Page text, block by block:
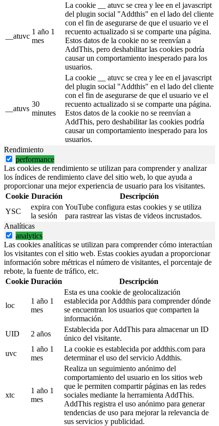
__atuvc
1 año 1
mes
La cookie __ atuvc se crea y lee en el javascript
del plugin social "Addthis" en el lado del cliente
con el fin de asegurarse de que el usuario ve el
recuento actualizado si se comparte una página.
Estos datos de la cookie no se reenvían a
AddThis, pero deshabilitar las cookies podría
causar un comportamiento inesperado para los
usuarios.
__atuvs
30
minutes
La cookie __ atuvc se crea y lee en el javascript
del plugin social "Addthis" en el lado del cliente
con el fin de asegurarse de que el usuario ve el
recuento actualizado si se comparte una página.
Estos datos de la cookie no se reenvían a
AddThis, pero deshabilitar las cookies podría
causar un comportamiento inesperado para los
usuarios.
Rendimiento
performance
Las cookies de rendimiento se utilizan para comprender y analizar
los índices de rendimiento clave del sitio web, lo que ayuda a
proporcionar una mejor experiencia de usuario para los visitantes.
Cookie Duración
Descripción
YSC
expira con
la sesión
YouTube configura estas cookies y se utiliza
para rastrear las vistas de videos incrustados.
Analíticas
analytics
Las cookies analíticas se utilizan para comprender cómo interactúan
los visitantes con el sitio web. Estas cookies ayudan a proporcionar
información sobre métricas el número de visitantes, el porcentaje de
rebote, la fuente de tráfico, etc.
Cookie Duración Descripción
loc
1 año 1
mes
Esta es una cookie de geolocalización
establecida por Addthis para comprender dónde
se encuentran los usuarios que comparten la
información.
UID
2 años
Establecida por AddThis para almacenar un ID
único del visitante.
uvc
1 año 1
mes
La cookie es establecida por addthis.com para
determinar el uso del servicio Addthis.
xtc
1 año 1
mes
Realiza un seguimiento anónimo del
comportamiento del usuario en los sitios web
que le permiten compartir páginas en las redes
sociales mediante la herramienta AddThis.
AddThis registra el uso anónimo para generar
tendencias de uso para mejorar la relevancia de
sus servicios y publicidad.